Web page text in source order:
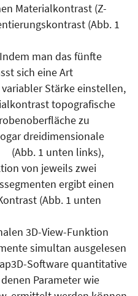
Materialkontrast (Z-
(Abb. 1
Indem man das fünfte
sich eine Art
Stärke einstellen,
topografische
zu
dreidimensionale
(Abb. 1 unten links),
von jeweils zwei
ergibt einen
(Abb. 1 unten
3D-View-Funktion
simultan ausgelesen
Software quantitative
Parameter wie